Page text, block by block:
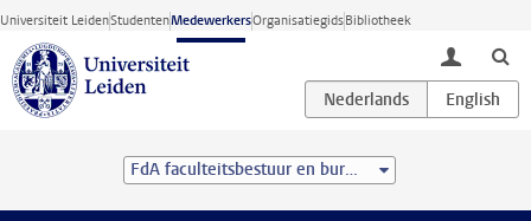
Ga direct naar de inhoud
Universiteit LeidenStudentenMedewerkersOrganisatiegidsBibliotheek
toggle
FdA faculteitsbestuur en bureau